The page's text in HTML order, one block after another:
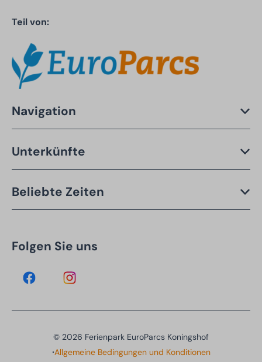
Teil von:
Navigation
Unterkünfte
Beliebte Zeiten
Folgen Sie uns
© 2026 Ferienpark EuroParcs Koningshof
·Allgemeine Bedingungen und Konditionen